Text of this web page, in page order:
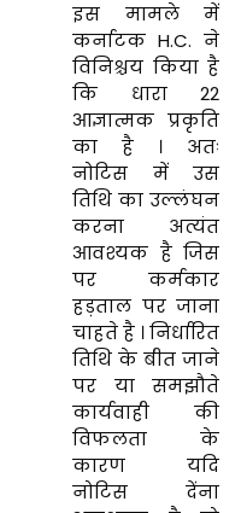
इस मामले में
कर्नाटक H.C. ने
विनिश्चय किया है
कि धारा 22
आज्ञात्मक प्रकृति
का है । अतः
नोटिस में उस
तिथि का उल्लंघन
करना अत्यंत
आवश्यक है जिस
पर कर्मकार
हड़ताल पर जाना
चाहते है । निर्धारित
तिथि के बीत जाने
पर या समझौते
कार्यवाही की
विफलता के
कारण यदि
नोटिस देंना